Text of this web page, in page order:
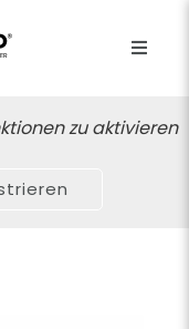
zu aktivieren